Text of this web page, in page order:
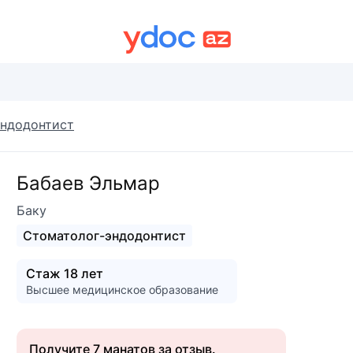
Бабаев Эльмар
Баку
Стоматолог-эндодонтист
Стаж 18 лет
Высшее медицинское образование
Получите 7 манатов за отзыв.